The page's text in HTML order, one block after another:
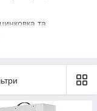
та
медичного кабінету,
господарства, для
точки,
відсутній